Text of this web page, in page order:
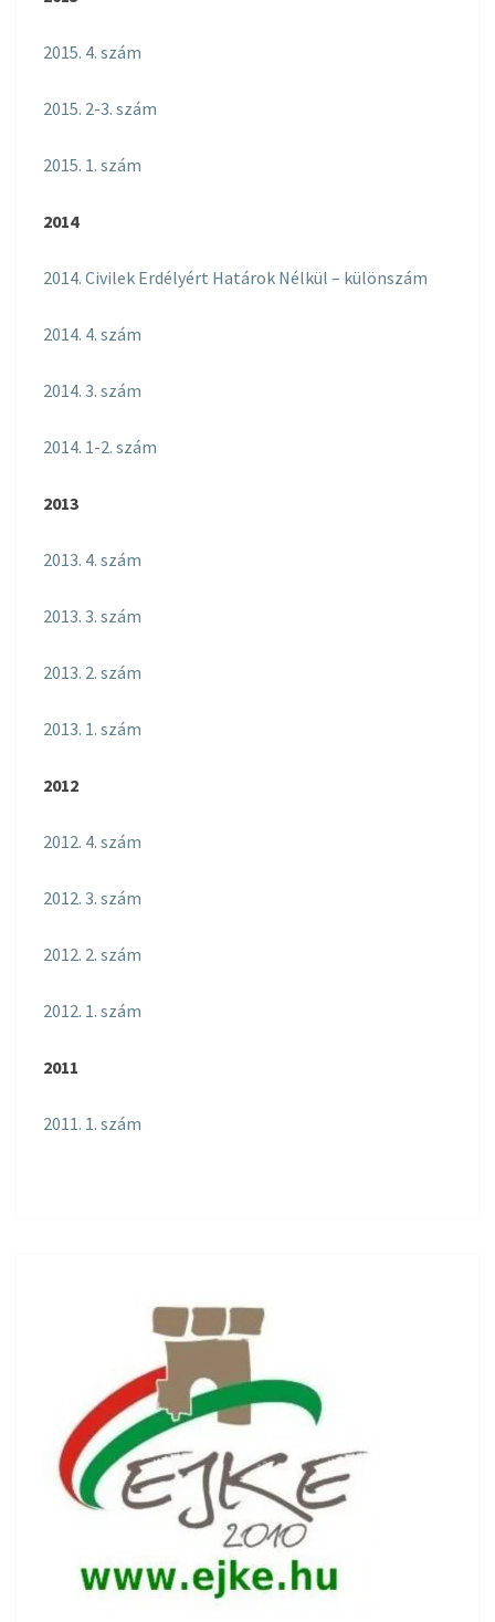
2015. 4. szám
2015. 2-3. szám
2015. 1. szám
2014
2014. Civilek Erdélyért Határok Nélkül – különszám
2014. 4. szám
2014. 3. szám
2014. 1-2. szám
2013
2013. 4. szám
2013. 3. szám
2013. 2. szám
2013. 1. szám
2012
2012. 4. szám
2012. 3. szám
2012. 2. szám
2012. 1. szám
2011
2011. 1. szám